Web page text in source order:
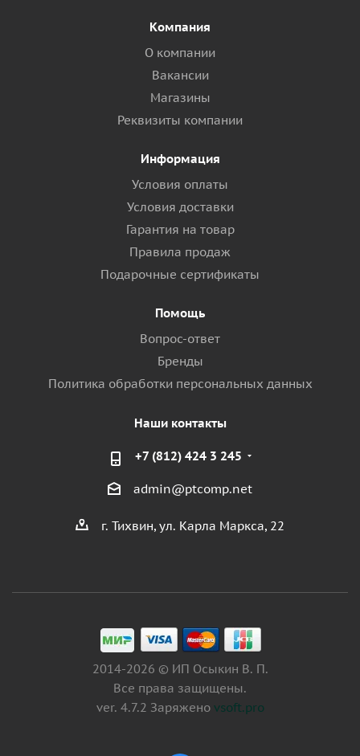
Компания
О компании
Вакансии
Магазины
Реквизиты компании
Информация
Условия оплаты
Условия доставки
Гарантия на товар
Правила продаж
Подарочные сертификаты
Помощь
Вопрос-ответ
Бренды
Политика обработки персональных данных
Наши контакты
+7 (812) 424 3 245
admin@ptcomp.net
г. Тихвин, ул. Карла Маркса, 22
2014-2026 © ИП Осыкин В. П.
Все права защищены.
ver. 4.7.2 Заряжено vsoft.pro